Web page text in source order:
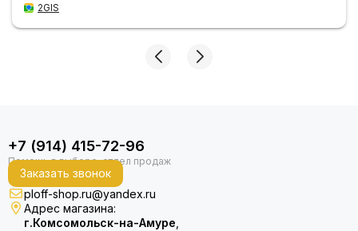
2GIS
+7 (914) 415-72-96
Заказать звонок
ploff-shop.ru@yandex.ru
Адрес магазина:
г.Комсомольск-на-Амуре